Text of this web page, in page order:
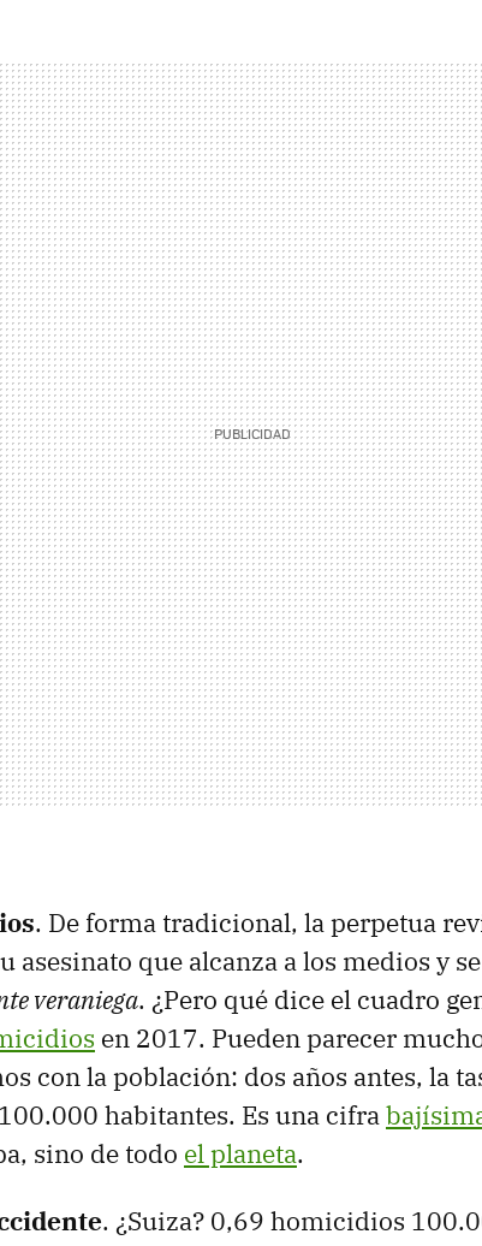
. De forma tradicional, la perpetua
asesinato que alcanza a los medios y
veraniega. ¿Pero qué dice el cuadro
en 2017. Pueden parecer
con la población: dos años antes, la
habitantes. Es una cifra
sino de todo el planeta.
. ¿Suiza? 0,69 homicidios